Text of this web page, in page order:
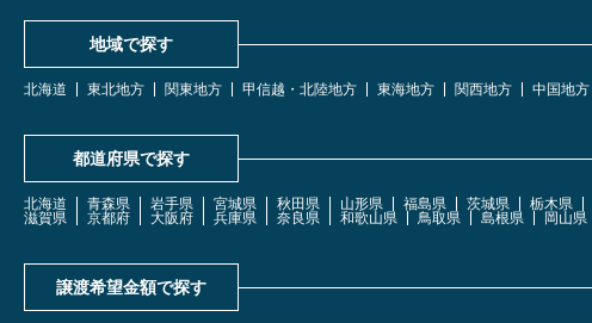
地域で探す
北海道 東北地方 関東地方 甲信越・北陸地方 東海地方 関西地方 中国地方
都道府県で探す
北海道 青森県 岩手県 宮城県 秋田県 山形県 福島県 茨城県 栃木県
滋賀県
京都府 大阪府 兵庫県 奈良県 和歌山県 鳥取県 島根県 岡山県
譲渡希望金額で探す